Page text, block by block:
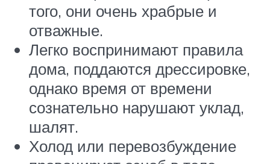
того, они очень храбрые и
отважные.
Легко воспринимают правила
дома, поддаются дрессировке,
однако время от времени
сознательно нарушают уклад,
шалят.
Холод или перевозбуждение